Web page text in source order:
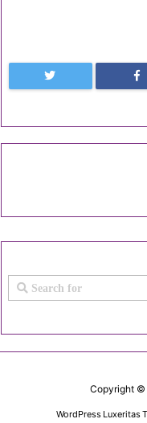
Copyright ©
WordPress Luxeritas